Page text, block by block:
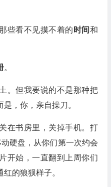
些看不见摸不着的 时间和
。
。但我要说的不是那种把
，你，亲自操刀。
在书房里，关掉手机。打
硬盘，从你们第一次约会
开始，一直翻到上周你们
的狼狈样子。